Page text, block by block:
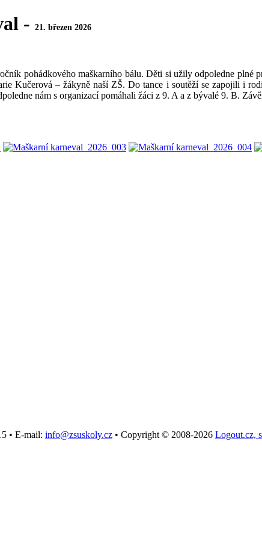
- 21. březen 2026
pohádkového maškarního bálu. Děti si užily odpoledne plné
Kučerová – žákyně naší ZŠ. Do tance i soutěží se zapojili i
nám s organizací pomáhali žáci z 9. A a z bývalé 9. B.
• E-mail: info@zsuskoly.cz • Copyright © 2008-2026 Logout.cz,